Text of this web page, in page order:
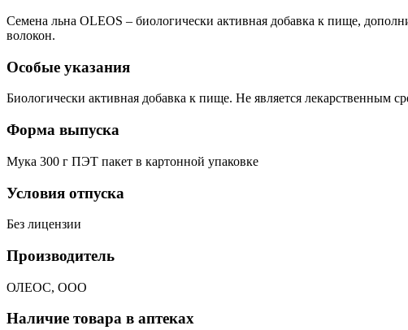
Семена льна OLEOS – биологически активная добавка к пище,
волокон.
Особые указания
Биологически активная добавка к пище. Не является лекарственным
Форма выпуска
Мука 300 г ПЭТ пакет в картонной упаковке
Условия отпуска
Без лицензии
Производитель
ОЛЕОС, ООО
Наличие товара в аптеках